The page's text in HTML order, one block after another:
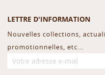
LETTRE D'INFORMATION
Nouvelles collections,
promotionnelles, etc...